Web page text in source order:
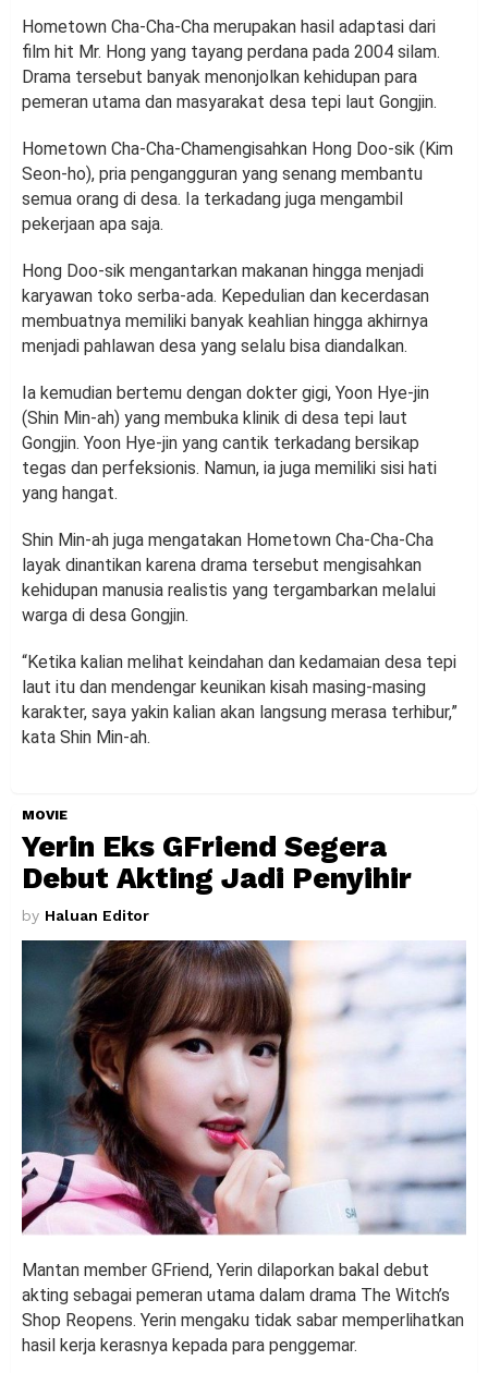
Hometown Cha-Cha-Cha merupakan hasil adaptasi dari
film hit Mr. Hong yang tayang perdana pada 2004 silam.
Drama tersebut banyak menonjolkan kehidupan para
pemeran utama dan masyarakat desa tepi laut Gongjin.
Hometown Cha-Cha-Chamengisahkan Hong Doo-sik (Kim
Seon-ho), pria pengangguran yang senang membantu
semua orang di desa. Ia terkadang juga mengambil
pekerjaan apa saja.
Hong Doo-sik mengantarkan makanan hingga menjadi
karyawan toko serba-ada. Kepedulian dan kecerdasan
membuatnya memiliki banyak keahlian hingga akhirnya
menjadi pahlawan desa yang selalu bisa diandalkan.
Ia kemudian bertemu dengan dokter gigi, Yoon Hye-jin
(Shin Min-ah) yang membuka klinik di desa tepi laut
Gongjin. Yoon Hye-jin yang cantik terkadang bersikap
tegas dan perfeksionis. Namun, ia juga memiliki sisi hati
yang hangat.
Shin Min-ah juga mengatakan Hometown Cha-Cha-Cha
layak dinantikan karena drama tersebut mengisahkan
kehidupan manusia realistis yang tergambarkan melalui
warga di desa Gongjin.
“Ketika kalian melihat keindahan dan kedamaian desa tepi
laut itu dan mendengar keunikan kisah masing-masing
karakter, saya yakin kalian akan langsung merasa terhibur,”
kata Shin Min-ah.
MOVIE
Yerin Eks GFriend Segera
Debut Akting Jadi Penyihir
by Haluan Editor
Mantan member GFriend, Yerin dilaporkan bakal debut
akting sebagai pemeran utama dalam drama The Witch’s
Shop Reopens. Yerin mengaku tidak sabar memperlihatkan
hasil kerja kerasnya kepada para penggemar.